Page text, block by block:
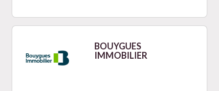
BOUYGUES
IMMOBILIER